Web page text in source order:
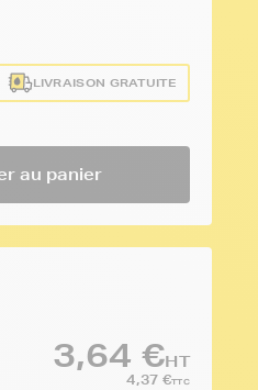
LIVRAISON GRATUITE
au panier
3,64 €HT
4,37 €TTC